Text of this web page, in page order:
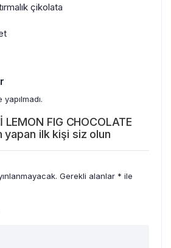
çikolata
LEMON FIG CHOCOLATE
yapan ilk kişi siz olun
Gerekli alanlar * ile